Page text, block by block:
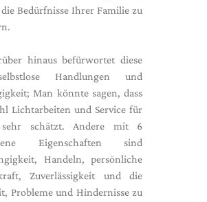
Bedürfnisse Ihrer Familie zu
hinaus befürwortet diese
Handlungen und
Man könnte sagen, dass
Lichtarbeiten und Service für
sehr schätzt. Andere mit 6
Eigenschaften sind
Handeln, persönliche
Zuverlässigkeit und die
Probleme und Hindernisse zu